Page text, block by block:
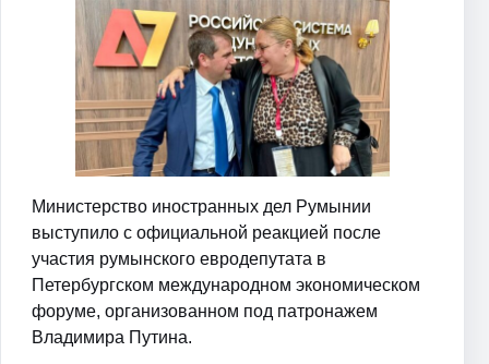
Министерство иностранных дел Румынии
выступило с официальной реакцией после
участия румынского евродепутата в
Петербургском международном экономическом
форуме, организованном под патронажем
Владимира Путина.